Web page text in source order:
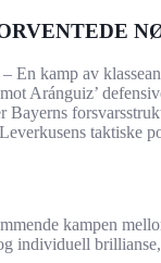
En kamp av
Aránguiz’
Bayerns
taktiske
kampen
individuell